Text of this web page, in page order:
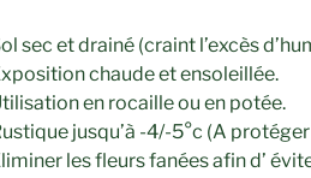
sec et drainé (craint l’excès
chaude et ensoleillée.
en rocaille ou en potée.
jusqu’à -4/-5°c (A
les fleurs fanées afin d’